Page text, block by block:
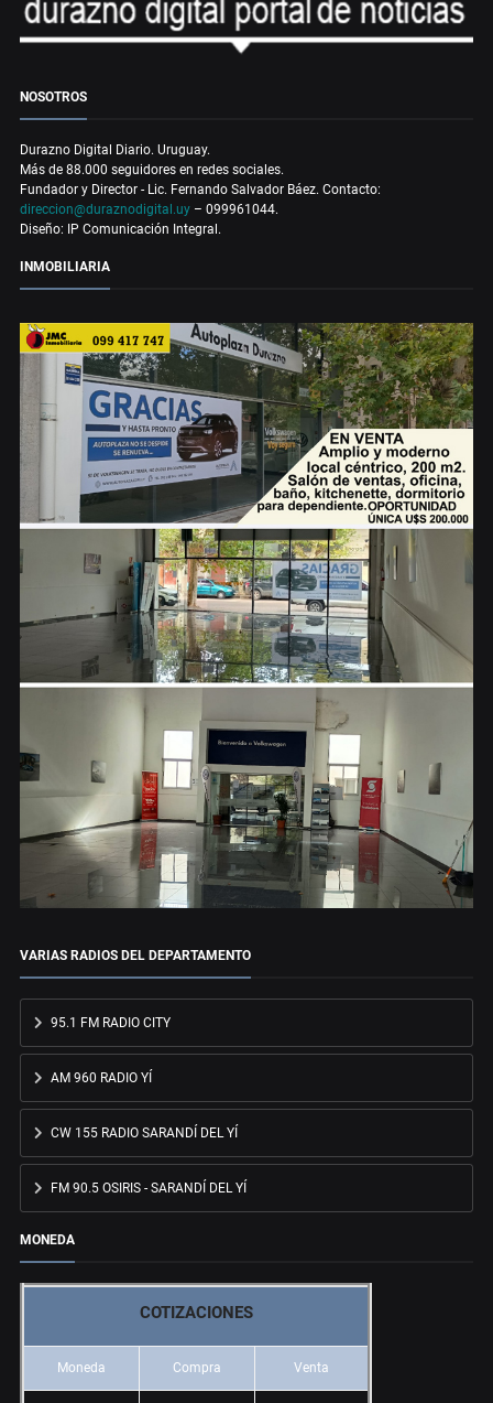
NOSOTROS
Durazno Digital Diario. Uruguay.
Más de 88.000 seguidores en redes sociales.
Fundador y Director - Lic. Fernando Salvador Báez. Contacto:
direccion@duraznodigital.uy – 099961044.
Diseño: IP Comunicación Integral.
INMOBILIARIA
VARIAS RADIOS DEL DEPARTAMENTO
95.1 FM RADIO CITY
AM 960 RADIO YÍ
CW 155 RADIO SARANDÍ DEL YÍ
FM 90.5 OSIRIS - SARANDÍ DEL YÍ
MONEDA
COTIZACIONES
Moneda Compra Venta